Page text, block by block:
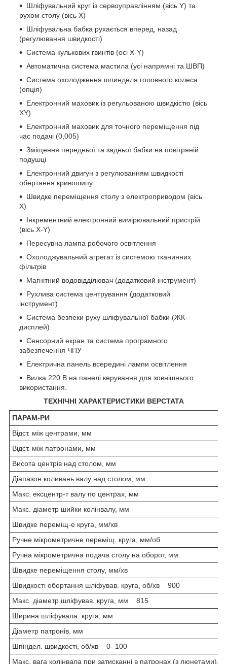
Шліфувальний круг із сервоуправлінням (вісь Y) та
рухом столу (вісь X)
Шліфувальна бабка рухається вперед, назад
(регулювання швидкості)
Система кулькових гвинтів (осі X-Y)
Автоматична система мастила (усі напрямні та ШВП)
Система охолодження шпинделя головного колеса
(опція)
Електронний маховик із регульованою швидкістю (вісь
XY)
Електронний маховик для точного переміщення під
час подачі (0,005)
Зміщення передньої та задньої бабки на повітряній
подушці
Електронний двигун з регулюванням швидкості
обертання кривошипу
Швидке переміщення столу з електроприводом (вісь
X)
Інкрементний електронний вимірювальний пристрій
(вісь X-Y)
Пересувна лампа робочого освітлення
Охолоджувальний агрегат із системою тканинних
фільтрів
Магнітний водовідділювач (додатковий інструмент)
Рухлива система центрування (додатковий
інструмент)
Система безпеки руху шліфувальної бабки (ЖК-
дисплей)
Сенсорний екран та система програмного
забезпечення ЧПУ
Електрична панель всередині лампи освітлення
Вилка 220 В на панелі керування для зовнішнього
використання.
ТЕХНІЧНІ ХАРАКТЕРИСТИКИ ВЕРСТАТА
ПАРАМ-РИ
Відст. між центрами, мм
Відст. між патронами, мм
Висота центрів над столом, мм
Діапазон коливань валу над столом, мм
Макс. ексцентр-т валу по центрах, мм
Макс. діаметр шийки колінвалу, мм
Швидке переміщ-е круга, мм/хв
Ручне мікрометричне переміщ. круга, мм/об
Ручна мікрометрична подача столу на оборот, мм
Швидке переміщення столу, мм/хв
Швидкості обертання шліфував. круга, об/хв 900
Макс. діаметр шліфував. круга, мм 815
Ширина шліфувала. круга, мм
Діаметр патронів, мм
Шпіндел. швидкості, об/хв 0- 100
Макс. вага колінвала при затисканні в патронах (з люнетами), кг